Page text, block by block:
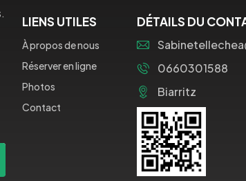
LIENS UTILES
À propos de nous
Réserver en ligne
Photos
Contact
DÉTAILS DU
0660301588
Biarritz